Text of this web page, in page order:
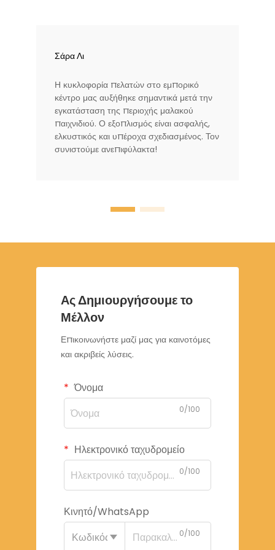
Σάρα Λι
Η κυκλοφορία πελατών στο εμπορικό
κέντρο μας αυξήθηκε σημαντικά μετά την
εγκατάσταση της περιοχής μαλακού
παιχνιδιού. Ο εξοπλισμός είναι ασφαλής,
ελκυστικός και υπέροχα σχεδιασμένος. Τον
συνιστούμε ανεπιφύλακτα!
Ας Δημιουργήσουμε το
Μέλλον
Επικοινωνήστε μαζί μας για καινοτόμες
και ακριβείς λύσεις.
Όνομα
0/100
Ηλεκτρονικό ταχυδρομείο
0/100
Κινητό/WhatsApp
Κωδικός
0/100